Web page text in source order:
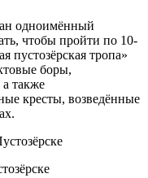
одноимённый
чтобы пройти по 10-
пустозёрская тропа»
боры,
также
кресты, возведённые